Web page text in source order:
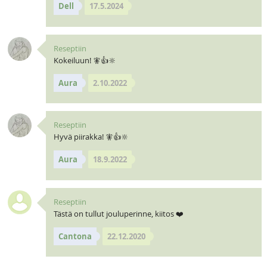
Dell 17.5.2024
Reseptiin
Kokeiluun! 🧚👍🔆
Aura 2.10.2022
Reseptiin
Hyvä piirakka! 🧚👍🔆
Aura 18.9.2022
Reseptiin
Tästä on tullut jouluperinne, kiitos ❤️
Cantona 22.12.2020